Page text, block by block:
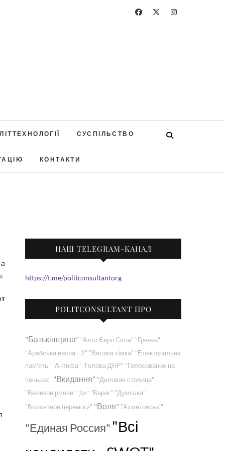
СУСПІЛЬСТВО
КОНТАКТИ
НАШ TELEGRAM-КАНАЛ
https://t.me/politconsultantorg
POLITCONSULTANT ПРО
"Батьківщина" "Авто Євро Сила" "Гречка"
"Арабська весна - 2" "Велика сімка" "Електоральна
пам'ять" "Антифа" "Голова ДНР" "Голосование на
пеньках" "Вкидання" "Деловая столица"
"Великовірмени" "Дія" "Варяг" "Думська"
"Волонтери перемоги" "Воля" "Ахметовські"
"Единая Россия" "Всі